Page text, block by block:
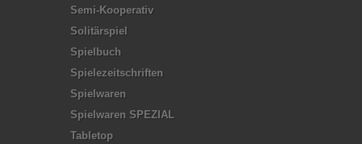
Semi-Kooperativ
Solitärspiel
Spielbuch
Spielezeitschriften
Spielwaren
Spielwaren SPEZIAL
Tabletop